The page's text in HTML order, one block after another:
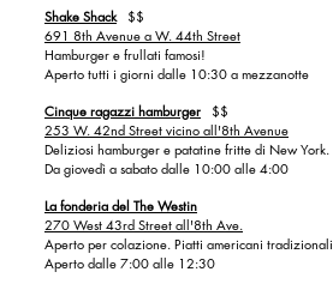
Shake Shack
$$
691 8th Avenue a W. 44th Street
Hamburger e frullati famosi!
Aperto tutti i giorni dalle 10:30 a mezzanotte
Cinque ragazzi hamburger
$$
253 W. 42nd Street vicino all'8th Avenue
Deliziosi hamburger e patatine fritte di New York.
Da giovedì a sabato dalle 10:00 alle 4:00
La fonderia del The Westin
270 West 43rd Street all'8th Ave.
Aperto per colazione. Piatti americani
Aperto dalle 7:00 alle 12:30